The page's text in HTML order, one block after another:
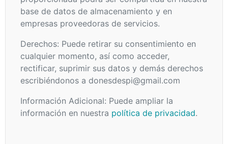
base de datos de almacenamiento y en
empresas proveedoras de servicios.
Derechos: Puede retirar su consentimiento en
cualquier momento, así como acceder,
rectificar, suprimir sus datos y demás derechos
escribiéndonos a donesdespi@gmail.com
Información Adicional: Puede ampliar la
información en nuestra política de privacidad.